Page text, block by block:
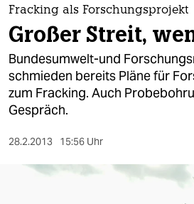
themen
politik
öko
gesellschaft
kultur
sport
Fracking als Forschungsprojekt
Großer Streit,
Bundesumwelt-und
schmieden bereits Pläne für
zum Fracking. Auch
Gespräch.
28.2.2013 15:56 Uhr